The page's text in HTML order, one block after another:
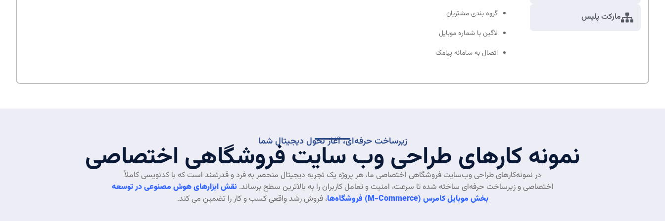
مارکت پلیس
گروه بندی مشتریان
لاگین با شماره موبایل
اتصال به سامانه پیامک
زیرساخت حرفه‌ای، آغاز تحول دیجیتال شما
نمونه کارهای طراحی وب سایت فروشگاهی اختصاصی
در نمونه‌کارهای طراحی وب‌سایت فروشگاهی اختصاصی ما، هر پروژه یک تجربه دیجیتال منحصر به فرد و قدرتمند است که با کدنویسی کاملاً
اختصاصی و زیرساخت حرفه‌ای ساخته شده تا سرعت، امنیت و تعامل کاربران را به بالاترین سطح برساند.نقش ابزارهای هوش مصنوعی در توسعه
بخش موبایل کامرس (M-Commerce) فروشگاه‌ها
، فروش رشد واقعی کسب و کار را تضمین می کند.